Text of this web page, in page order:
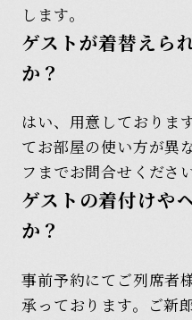
します。
ゲストが着替えら
か？
はい、用意しておりま
てお部屋の使い方が異
フまでお問合せください
ゲストの着付けや
か？
事前予約にてご列席者
承っております。ご新